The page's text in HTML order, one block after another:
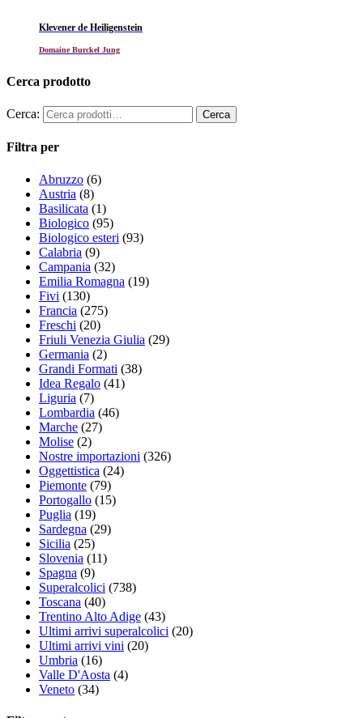
Klevener de Heiligenstein
Domaine Burckel Jung
Cerca prodotto
Cerca:
Filtra per
Abruzzo (6)
Austria (8)
Basilicata (1)
Biologico (95)
Biologico esteri (93)
Calabria (9)
Campania (32)
Emilia Romagna (19)
Fivi (130)
Francia (275)
Freschi (20)
Friuli Venezia Giulia (29)
Germania (2)
Grandi Formati (38)
Idea Regalo (41)
Liguria (7)
Lombardia (46)
Marche (27)
Molise (2)
Nostre importazioni (326)
Oggettistica (24)
Piemonte (79)
Portogallo (15)
Puglia (19)
Sardegna (29)
Sicilia (25)
Slovenia (11)
Spagna (9)
Superalcolici (738)
Toscana (40)
Trentino Alto Adige (43)
Ultimi arrivi superalcolici (20)
Ultimi arrivi vini (20)
Umbria (16)
Valle D'Aosta (4)
Veneto (34)